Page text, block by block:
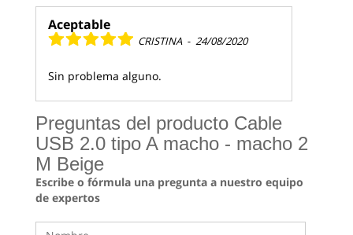
Aceptable
CRISTINA - 24/08/2020
Sin problema alguno.
Preguntas del producto Cable
USB 2.0 tipo A macho - macho 2
M Beige
Escribe o fórmula una pregunta a nuestro equipo
de expertos